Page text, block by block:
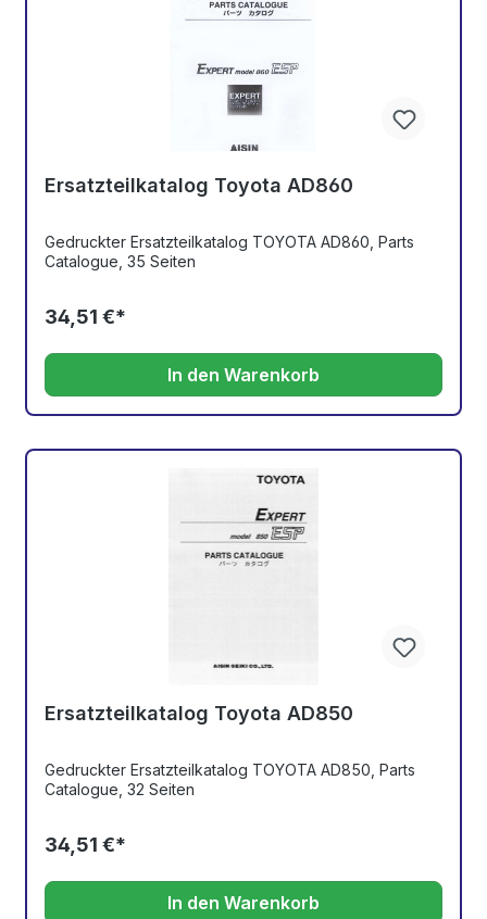
Ersatzteilkatalog Toyota AD860
Gedruckter Ersatzteilkatalog TOYOTA AD860, Parts
Catalogue, 35 Seiten
34,51 €*
In den Warenkorb
Ersatzteilkatalog Toyota AD850
Gedruckter Ersatzteilkatalog TOYOTA AD850, Parts
Catalogue, 32 Seiten
34,51 €*
In den Warenkorb